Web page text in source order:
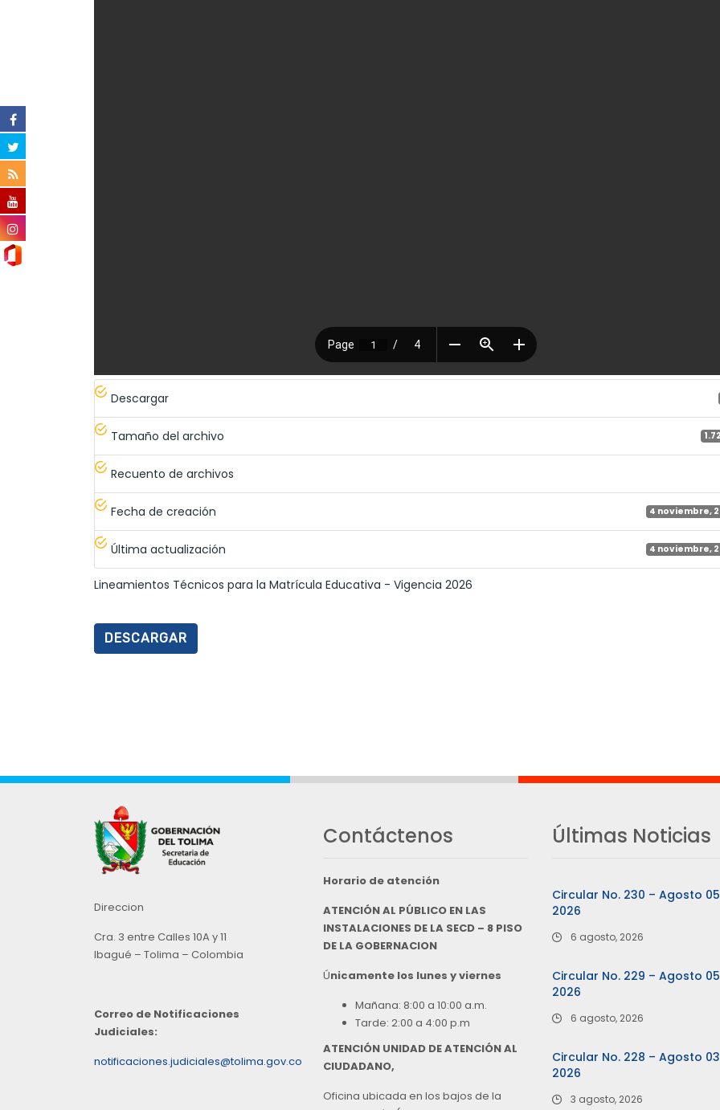
Descargar
Tamaño del archivo
Recuento de archivos
Fecha de creación 4 noviembre,
Última actualización 4 noviembre,
Lineamientos Técnicos para la Matrícula Educativa - Vigencia 2026
DESCARGAR
Direccion
Cra. 3 entre Calles 10A y 11
Ibagué – Tolima – Colombia
Correo de Notificaciones
Judiciales:
notificaciones.judiciales@tolima.gov.co
Contáctenos
Horario de atención
ATENCIÓN AL PÚBLICO EN LAS
INSTALACIONES DE LA SECD – 8 PISO
DE LA GOBERNACION
Únicamente los lunes y viernes
Mañana: 8:00 a 10:00 a.m.
Tarde: 2:00 a 4:00 p.m
ATENCIÓN UNIDAD DE ATENCIÓN AL
CIUDADANO,
Oficina ubicada en los bajos de la
Últimas Noticias
Circular No. 230 – Agosto
2026
6 agosto, 2026
Circular No. 229 – Agosto
2026
6 agosto, 2026
Circular No. 228 – Agosto
2026
3 agosto, 2026